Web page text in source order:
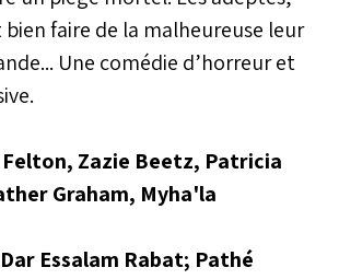
faire de la malheureuse leur
Une comédie d’horreur et
Felton, Zazie Beetz, Patricia
Graham, Myha'la
Essalam Rabat; Pathé